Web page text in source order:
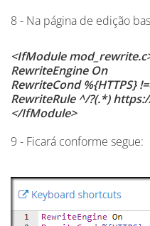
8 - Na página de edição
<IfModule
RewriteEngine On
RewriteCond %{HTTPS}
RewriteRule ^/?(.*)
</IfModule>
9 - Ficará conforme segue: